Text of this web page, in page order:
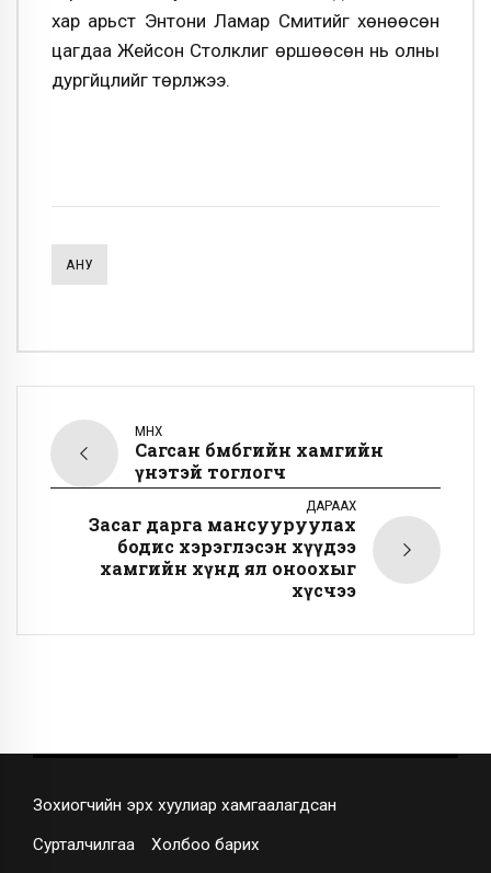
хар арьст Энтони Ламар Смитийг хөнөөсөн
цагдаа Жейсон Столклиг өршөөсөн нь олны
дургүйцлийг төрүүлжээ.
АНУ
ӨМНӨХ
Сагсан бөмбөгийн хамгийн
үнэтэй тоглогч
ДАРААХ
Засаг дарга мансууруулах
бодис хэрэглэсэн хүүдээ
хамгийн хүнд ял оноохыг
хүсчээ
Зохиогчийн эрх хуулиар хамгаалагдсан
Сурталчилгаа Холбоо барих